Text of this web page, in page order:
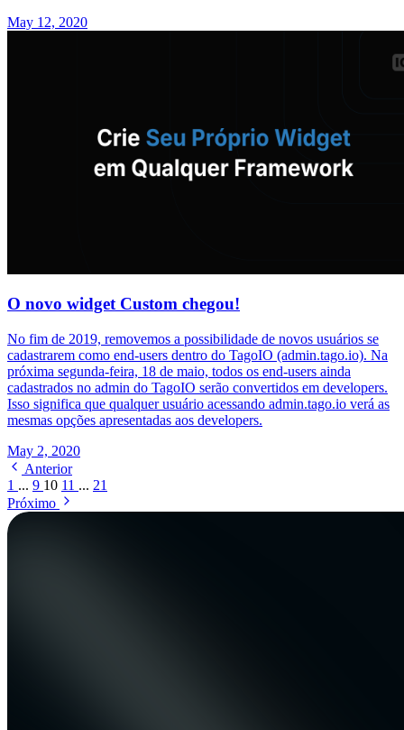
May 12, 2020
O novo widget Custom chegou!
No fim de 2019, removemos a possibilidade de novos usuários se
cadastrarem como end-users dentro do TagoIO (admin.tago.io). Na
próxima segunda-feira, 18 de maio, todos os end-users ainda
cadastrados no admin do TagoIO serão convertidos em developers.
Isso significa que qualquer usuário acessando admin.tago.io verá as
mesmas opções apresentadas aos developers.
May 2, 2020
Anterior
1 ... 9 10 11 ... 21
Próximo